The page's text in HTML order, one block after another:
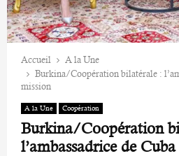
Accueil
A la Une
Burkina/Coopération bilatérale :
mission
A la Une Coopération
Burkina/Coopération
l’ambassadrice de